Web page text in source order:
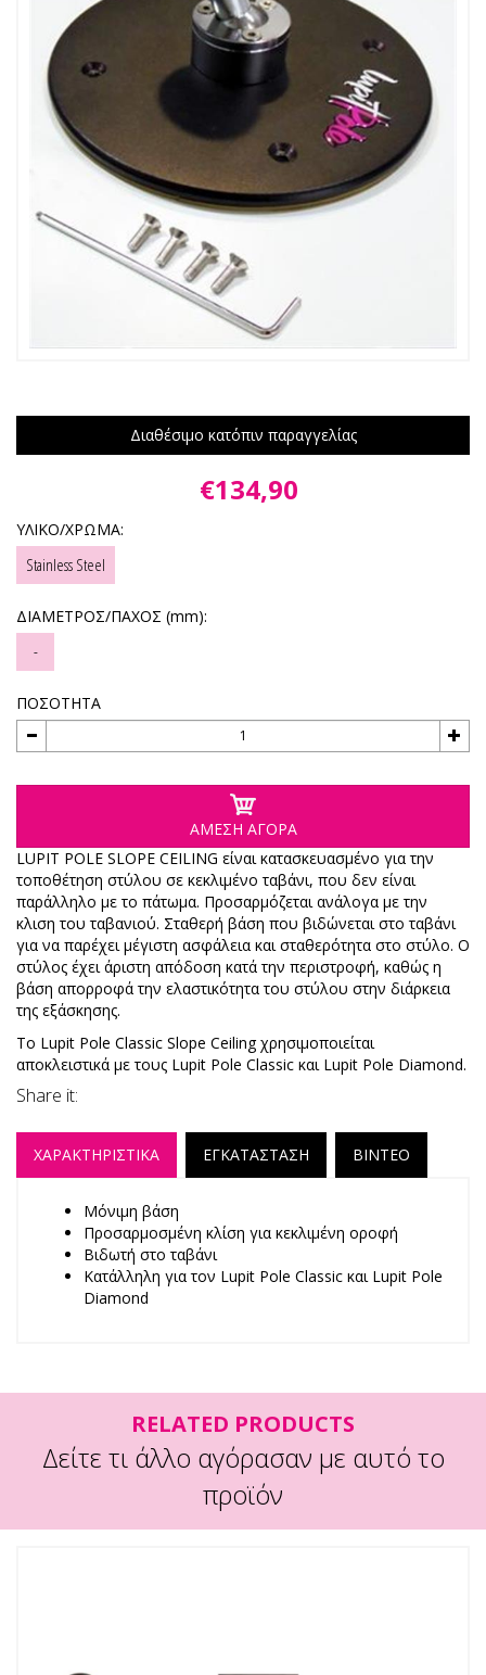
Διαθέσιμο κατόπιν παραγγελίας
€134,90
ΥΛΙΚΟ/ΧΡΩΜΑ:
Stainless Steel
ΔΙΑΜΕΤΡΟΣ/ΠΑΧΟΣ (mm):
-
ΠΟΣΟΤΗΤΑ
ΑΜΕΣΗ ΑΓΟΡΑ
LUPIT POLE SLOPE CEILING είναι κατασκευασμένο για την
τοποθέτηση στύλου σε κεκλιμένο ταβάνι, που δεν είναι
παράλληλο με το πάτωμα. Προσαρμόζεται ανάλογα με την
κλιση του ταβανιού. Σταθερή βάση που βιδώνεται στο ταβάνι
για να παρέχει μέγιστη ασφάλεια και σταθερότητα στο στύλο. Ο
στύλος έχει άριστη απόδοση κατά την περιστροφή, καθώς η
βάση απορροφά την ελαστικότητα του στύλου στην διάρκεια
της εξάσκησης.
To Lupit Pole Classic Slope Ceiling χρησιμοποιείται
αποκλειστικά με τους Lupit Pole Classic και Lupit Pole Diamond.
Share it:
ΧΑΡΑΚΤΗΡΙΣΤΙΚΑ ΕΓΚΑΤΑΣΤΑΣΗ ΒΙΝΤΕΟ
Μόνιμη βάση
Προσαρμοσμένη κλίση για κεκλιμένη οροφή
Βιδωτή στο ταβάνι
Κατάλληλη για τον Lupit Pole Classic και Lupit Pole
Diamond
RELATED PRODUCTS
Δείτε τι άλλο αγόρασαν με αυτό το
προϊόν